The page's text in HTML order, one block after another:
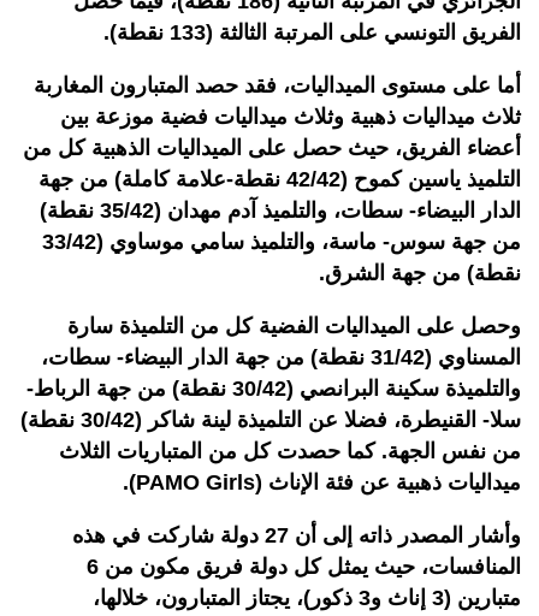
الفريق التونسي على المرتبة الثالثة (133 نقطة).
أما على مستوى الميداليات، فقد حصد المتبارون المغاربة
ثلاث ميداليات ذهبية وثلاث ميداليات فضية موزعة بين
أعضاء الفريق، حيث حصل على الميداليات الذهبية كل من
التلميذ ياسين كموح (42/42 نقطة-علامة كاملة) من جهة
الدار البيضاء- سطات، والتلميذ آدم مهدان (35/42 نقطة)
من جهة سوس- ماسة، والتلميذ سامي موساوي (33/42
نقطة) من جهة الشرق.
وحصل على الميداليات الفضية كل من التلميذة سارة
المسناوي (31/42 نقطة) من جهة الدار البيضاء- سطات،
والتلميذة سكينة البرانصي (30/42 نقطة) من جهة الرباط-
سلا- القنيطرة، فضلا عن التلميذة لينة شاكر (30/42 نقطة)
من نفس الجهة. كما حصدت كل من المتباريات الثلاث
ميداليات ذهبية عن فئة الإناث (PAMO Girls).
وأشار المصدر ذاته إلى أن 27 دولة شاركت في هذه
المنافسات، حيث يمثل كل دولة فريق مكون من 6
متبارين (3 إناث و3 ذكور)، يجتاز المتبارون، خلالها،